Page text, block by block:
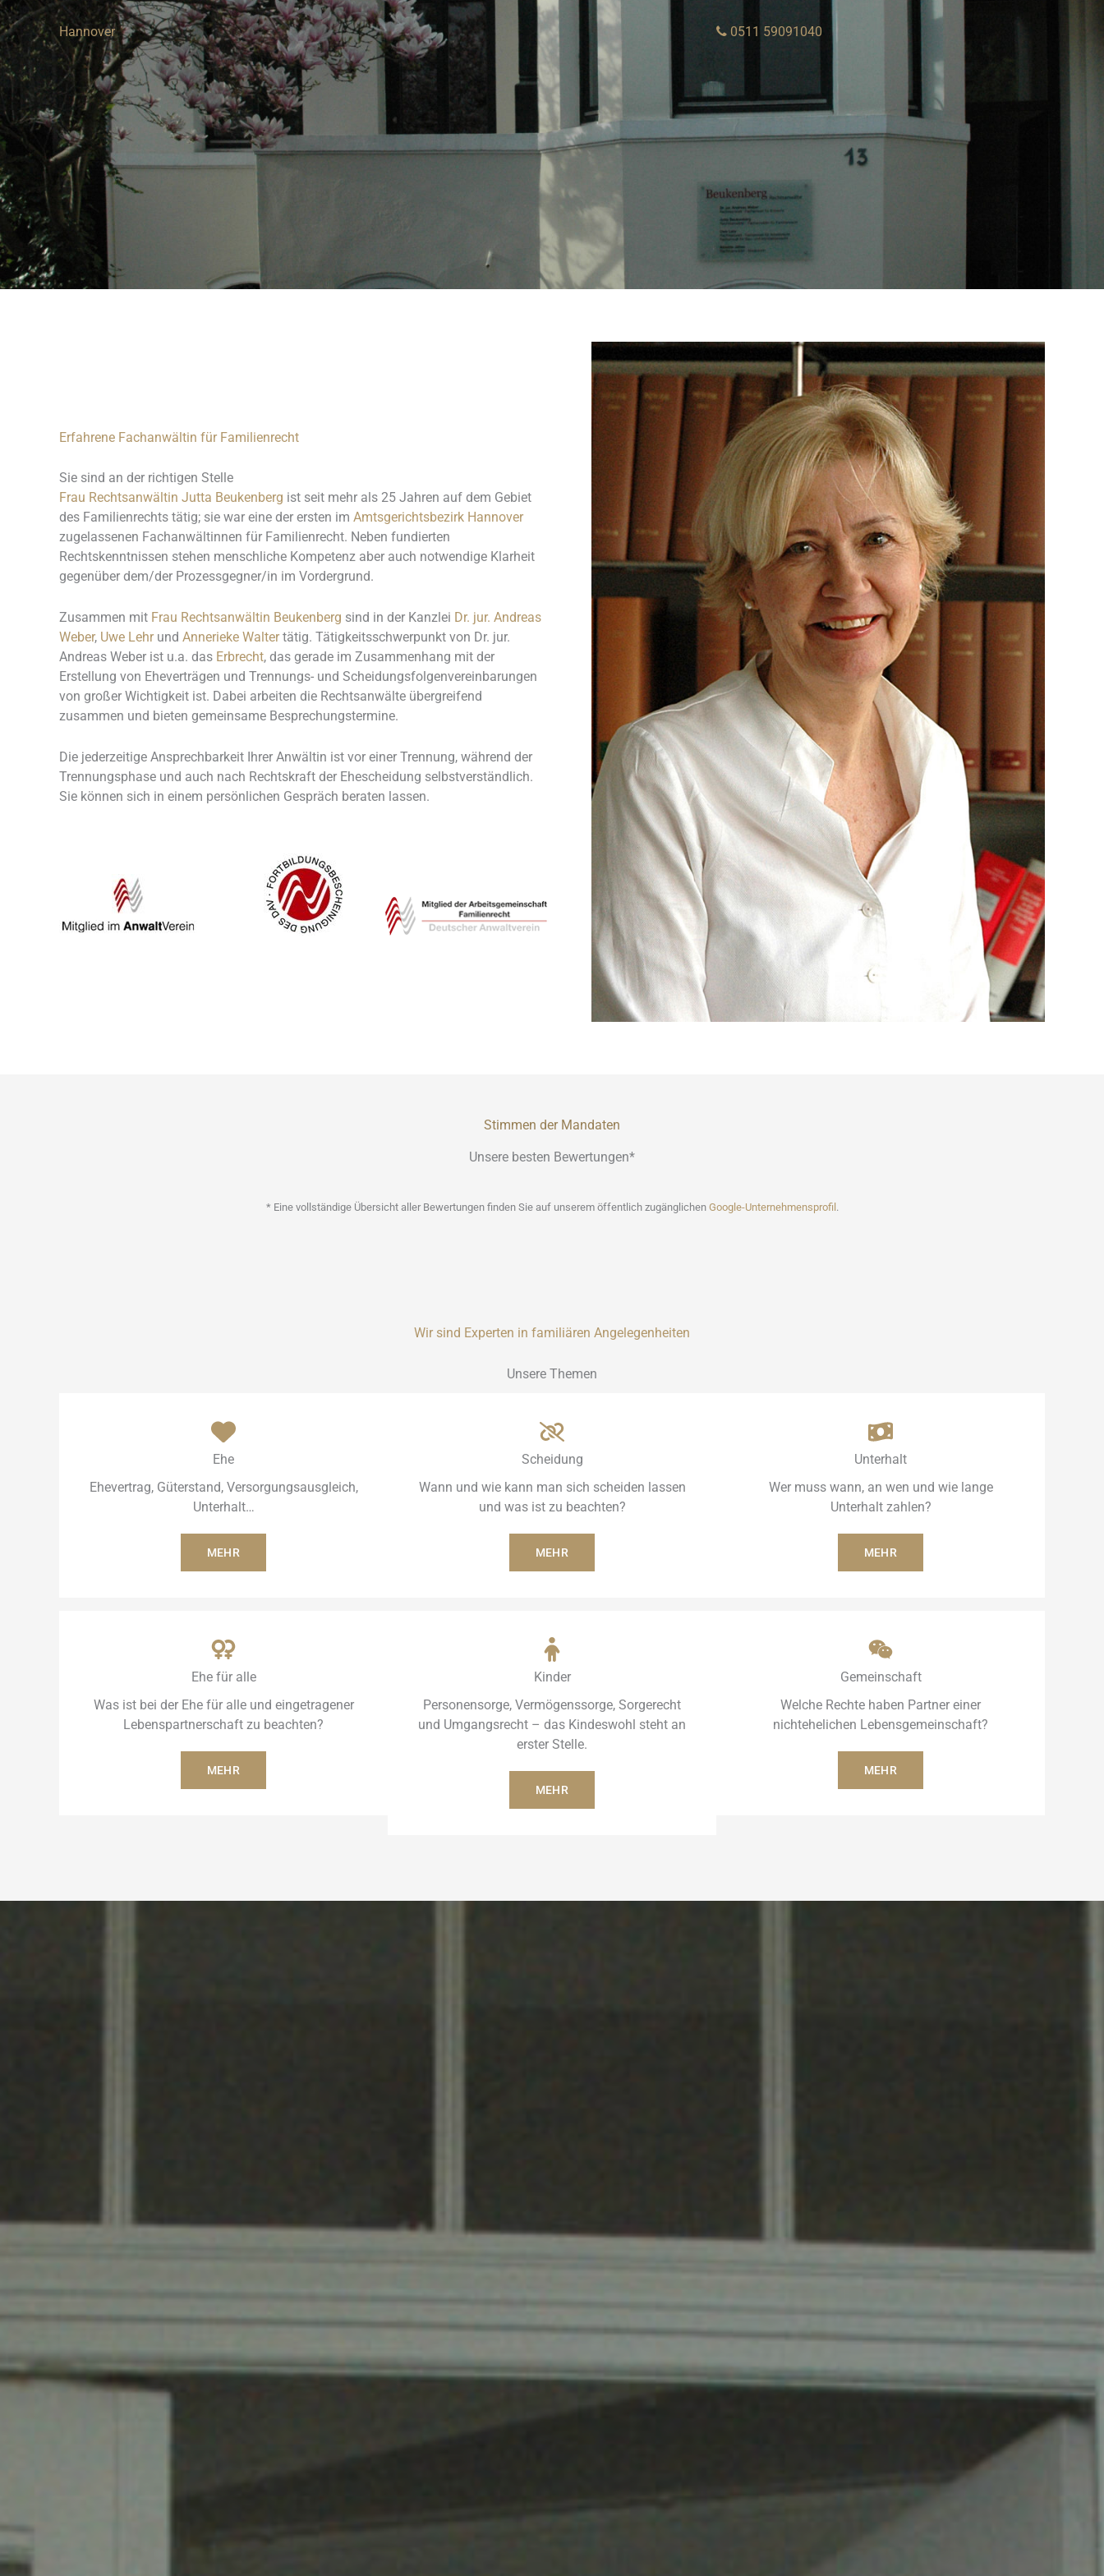
Hannover 0511 59091040
Erfahrene Fachanwältin für Familienrecht
Sie sind an der richtigen Stelle
Frau Rechtsanwältin Jutta Beukenberg ist seit mehr als 25 Jahren auf dem Gebiet
des Familienrechts tätig; sie war eine der ersten im Amtsgerichtsbezirk Hannover
zugelassenen Fachanwältinnen für Familienrecht. Neben fundierten
Rechtskenntnissen stehen menschliche Kompetenz aber auch notwendige Klarheit
gegenüber dem/der Prozessgegner/in im Vordergrund.
Zusammen mit Frau Rechtsanwältin Beukenberg sind in der Kanzlei Dr. jur. Andreas
Weber, Uwe Lehrund Annerieke Waltertätig. Tätigkeitsschwerpunkt von Dr. jur.
Andreas Weber ist u.a. das Erbrecht, das gerade im Zusammenhang mit der
Erstellung von Eheverträgen und Trennungs- und Scheidungsfolgenvereinbarungen
von großer Wichtigkeit ist. Dabei arbeiten die Rechtsanwälte übergreifend
zusammen und bieten gemeinsame Besprechungstermine.
Die jederzeitige Ansprechbarkeit Ihrer Anwältin ist vor einer Trennung, während der
Trennungsphase und auch nach Rechtskraft der Ehescheidung selbstverständlich.
Sie können sich in einem persönlichen Gespräch beraten lassen.
Stimmen der Mandaten
Unsere besten Bewertungen*
* Eine vollständige Übersicht aller Bewertungen finden Sie auf unserem öffentlich zugänglichen Google-Unternehmensprofil.
Wir sind Experten in familiären Angelegenheiten
Unsere Themen
Ehe
Ehevertrag, Güterstand, Versorgungsausgleich,
Unterhalt…
MEHR
Scheidung
Wann und wie kann man sich scheiden lassen
und was ist zu beachten?
MEHR
Unterhalt
Wer muss wann, an wen und wie lange
Unterhalt zahlen?
MEHR
Ehe für alle
Was ist bei der Ehe für alle und eingetragener
Lebenspartnerschaft zu beachten?
MEHR
Kinder
Personensorge, Vermögenssorge, Sorgerecht
und Umgangsrecht – das Kindeswohl steht an
erster Stelle.
MEHR
Gemeinschaft
Welche Rechte haben Partner einer
nichtehelichen Lebensgemeinschaft?
MEHR